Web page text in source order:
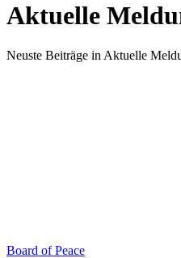
Aktuelle
Neuste Beiträge in Aktuelle
Board of Peace